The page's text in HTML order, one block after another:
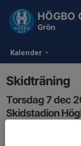
Kalender
HÖGBO
Grön
Skidträning
Torsdag 7 dec
Skidstadion
Samling: 17:50,